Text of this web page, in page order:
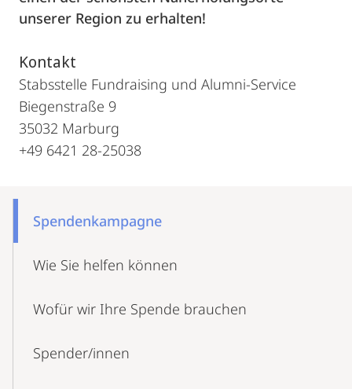
unserer Region zu erhalten!
Kontakt
Stabsstelle Fundraising und Alumni-Service
Biegenstraße 9
35032 Marburg
+49 6421 28-25038
NavigationSpenden­kampagne
Wie Sie helfen können
Wofür wir Ihre Spende brauchen
Spender/innen